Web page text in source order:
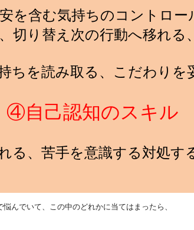
を含む気持ちのコントロー
切り替え次の行動へ移れる、
ちを読み取る、こだわりを
④自己認知のスキル
る、苦手を意識する対処す
んでいて、この中のどれかに当てはまったら、